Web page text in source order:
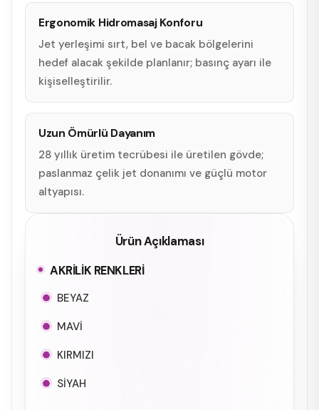
Ergonomik Hidromasaj Konforu
Jet yerleşimi sırt, bel ve bacak bölgelerini
hedef alacak şekilde planlanır; basınç ayarı ile
kişiselleştirilir.
Uzun Ömürlü Dayanım
28 yıllık üretim tecrübesi ile üretilen gövde;
paslanmaz çelik jet donanımı ve güçlü motor
altyapısı.
Ürün Açıklaması
AKRİLİK RENKLERİ
BEYAZ
MAVİ
KIRMIZI
SİYAH